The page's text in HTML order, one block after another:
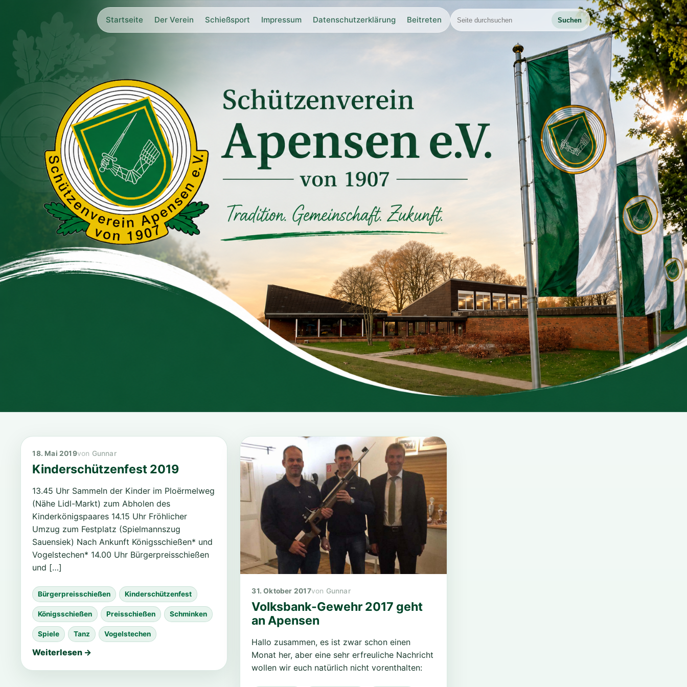
Startseite Der Verein Schießsport Impressum Datenschutzerklärung Beitreten Suchen
18. Mai 2019 Gunnar
Kinderschützenfest 2019
13.45 Uhr Sammeln der Kinder im Ploërmelweg
(Nähe Lidl-Markt) zum Abholen des
Kinderkönigspaares 14.15 Uhr Fröhlicher
Umzug zum Festplatz (Spielmannszug
Sauensiek) Nach Ankunft Königsschießen* und
Vogelstechen* 14.00 Uhr Bürgerpreisschießen
und […]
Bürgerpreisschießen Kinderschützenfest
Königsschießen Preisschießen Schminken
Spiele Tanz Vogelstechen
Weiterlesen →
31. Oktober 2017 Gunnar
Volksbank-Gewehr 2017 geht
an Apensen
Hallo zusammen, es ist zwar schon einen
Monat her, aber eine sehr erfreuliche Nachricht
wollen wir euch natürlich nicht vorenthalten: